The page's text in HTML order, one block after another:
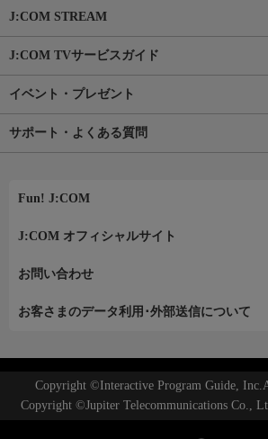
J:COM STREAM
J:COM TVサービスガイド
イベント・プレゼント
サポート・よくある質問
Fun! J:COM
J:COM オフィシャルサイト
お問い合わせ
お客さまのデータ利用･外部送信について
Copyright ©Interactive Program Guide,
Copyright ©Jupiter Telecommunications Co.,